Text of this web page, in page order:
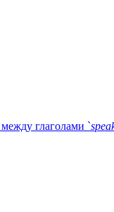
глаголами `